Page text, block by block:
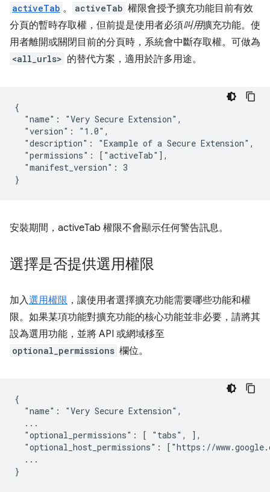
activeTab 。 activeTab 權限會授予擴充功能目前有效
分頁的暫時存取權，但前提是使用者必須叫用擴充功能。使
用者離開或關閉目前的分頁時，系統會中斷存取權。可做為
<all_urls> 的替代方案，適用於許多用途。
{
  "name": "Very Secure Extension",
  "version": "1.0",
  "description": "Example of a Secure Extension",
  "permissions": ["activeTab"],
  "manifest_version": 3
安裝期間，activeTab 權限不會顯示任何警告訊息。
選擇是否提供選用權限
加入選用權限 ，讓使用者選擇擴充功能需要哪些功能和權
限。如果某項功能對擴充功能的核心功能並非必要，請將其
設為選用功能，並將 API 或網域移至
optional_permissions 欄位。
{
  "name": "Very Secure Extension",
  ...
  "optional_permissions": [ "tabs", ],
"optional_host_permissions": ["https://
  ...